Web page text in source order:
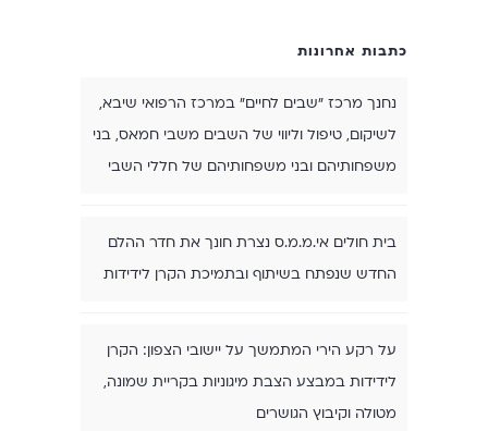
כתבות אחרונות
נחנך מרכז "שבים לחיים" במרכז הרפואי שיבא,
לשיקום, טיפול וליווי של השבים משבי חמאס, בני
משפחותיהם ובני משפחותיהם של חללי השבי
בית חולים אי.מ.מ.ס נצרת חונך את חדר ההלם
החדש שנפתח בשיתוף ובתמיכת הקרן לידידות
על רקע הירי המתמשך על יישובי הצפון: הקרן
לידידות במבצע הצבת מיגוניות בקריית שמונה,
מטולה וקיבוץ הגושרים